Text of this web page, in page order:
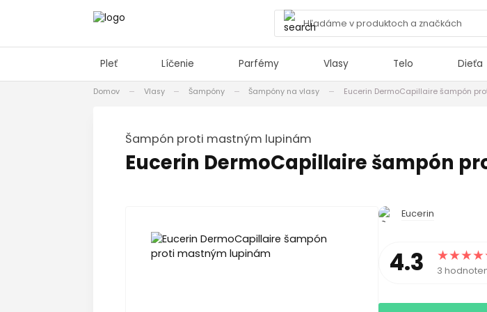
Pleť Líčenie Parfémy Vlasy Telo Dieťa
Domov Vlasy Šampóny Šampóny na vlasy Eucerin DermoCapillaire šampón
šampón proti mastným lupinám
Eucerin DermoCapillaire šampón
Eucerin
4.3 3